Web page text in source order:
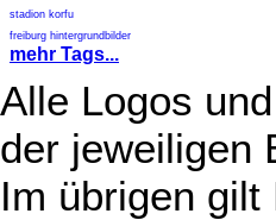
stadion korfu
freiburg hintergrundbilder
mehr Tags...
Alle Logos
der jeweiligen
Im übrigen